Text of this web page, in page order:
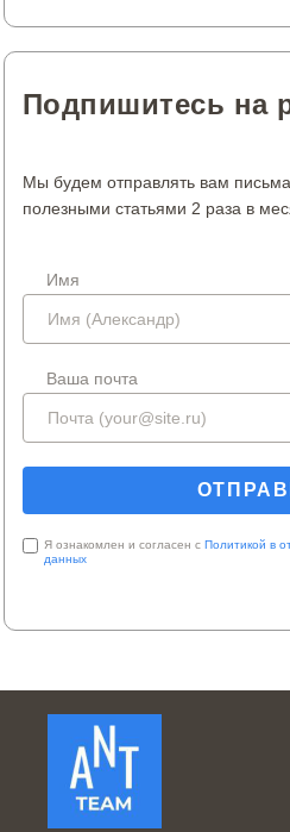
Подпишитесь на
Мы будем отправлять вам
полезными статьями 2 раза в
Имя
Ваша почта
Я ознакомлен и согласен с Политикой в
данных